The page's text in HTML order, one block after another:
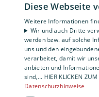
Barrierefreiheitserklärung
Datenschutzerklärung
AGB
Diese Webseite
Weitere Informationen
Wir und auch Dritte
werden bzw. auf solche
uns und den
verarbeitet, damit wir
anbieten und
sind,... HIER KLICKEN ZUM
Datenschutzhinweise